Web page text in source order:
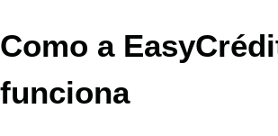
Como a
funciona